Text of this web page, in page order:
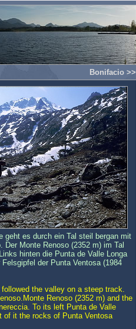
Bonifacio >>
geht es durch ein Tal steil bergan mit
Der Monte Renoso (2352 m) im Tal
hinten die Punta de Valle Longa
der Punta Ventosa (1984
followed the valley on a steep track.
Renoso (2352 m) and the
To its left Punta de Valle
of it the rocks of Punta Ventosa